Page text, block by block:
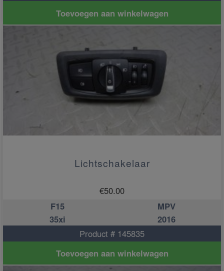
Toevoegen aan winkelwagen
Lichtschakelaar
€50.00
F15
MPV
35xi
2016
Product # 145835
Toevoegen aan winkelwagen